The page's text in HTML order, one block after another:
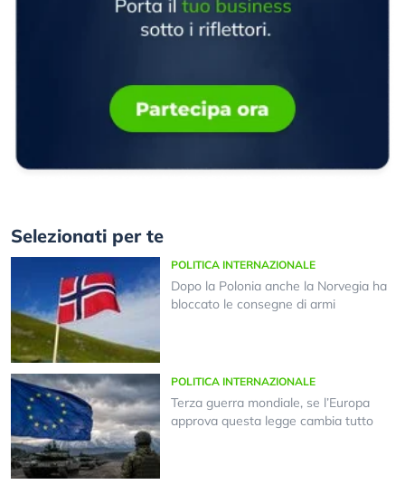
Selezionati per te
POLITICA INTERNAZIONALE
Dopo la Polonia anche la Norvegia ha
bloccato le consegne di armi
POLITICA INTERNAZIONALE
Terza guerra mondiale, se l’Europa
approva questa legge cambia tutto